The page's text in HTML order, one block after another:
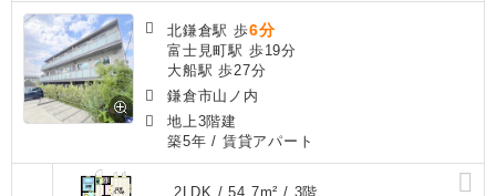
北鎌倉駅 歩6分
富士見町駅 歩19分
大船駅 歩27分
鎌倉市山ノ内
地上3階建
築5年 / 賃貸アパート
2LDK / 54.7m² / 3階